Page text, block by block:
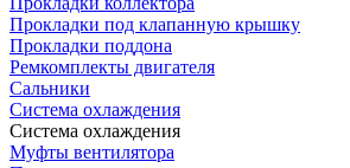
Прокладки под клапанную крышку
Прокладки поддона
Ремкомплекты двигателя
Сальники
Система охлаждения
Система охлаждения
Муфты вентилятора